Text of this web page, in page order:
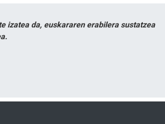
izatea da, euskararen erabilera sustatzea